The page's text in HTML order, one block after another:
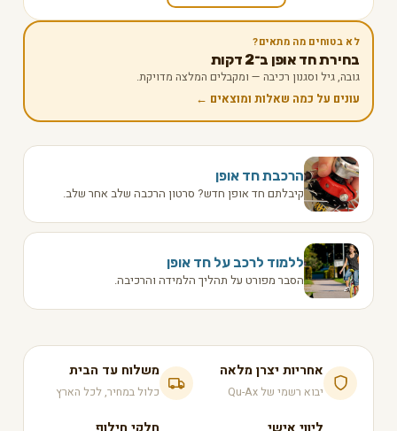
לא בטוחים מה מתאים?
בחירת חד אופן ב־2 דקות
גובה, גיל וסגנון רכיבה — ומקבלים המלצה מדויקת.
עונים על כמה שאלות ומוצאים ←
הרכבת חד אופן
קיבלתם חד אופן חדש? סרטון הרכבה שלב אחר שלב.
ללמוד לרכב על חד אופן
הסבר מפורט על תהליך הלמידה והרכיבה.
אחריות יצרן מלאה
יבוא רשמי של Qu-Ax
משלוח עד הבית
כלול במחיר, לכל הארץ